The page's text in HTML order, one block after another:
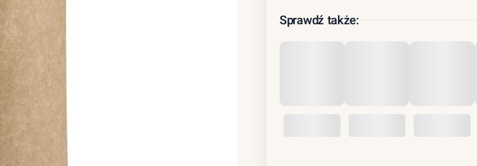
Sprawdź także: